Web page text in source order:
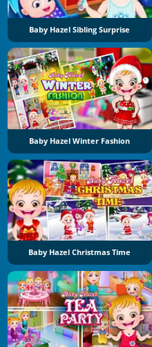
Baby Hazel Sibling Surprise
Baby Hazel Winter Fashion
Baby Hazel Christmas Time